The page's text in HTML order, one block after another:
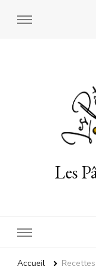
Les
Accueil Recettes